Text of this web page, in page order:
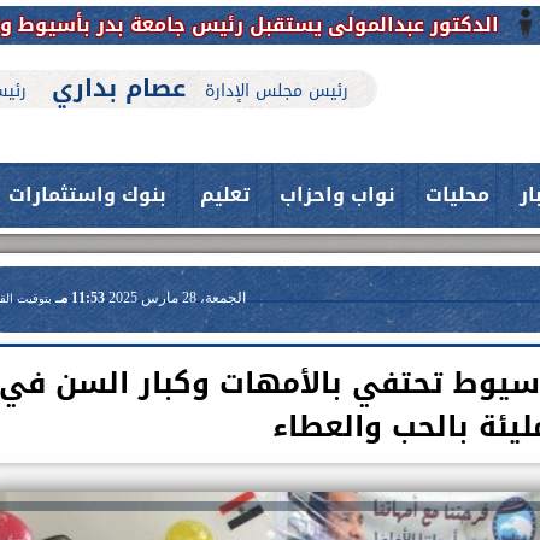
يستقبل رئيس جامعة بدر بأسيوط ونائبه للتهنئة
رئيس مجلس الإدارة عصام بداري
محليات نواب واحزاب تعليم بنوك واستثمارات
الجمعة، 28 مارس 2025 11:53 مـ بتوقيت
تحتفي بالأمهات وكبار السن في
بالحب والعطاء
العلاج الحر بمنفلوط بالتعاون مع هيئة
حدث بمستشفيات جامعة اسيوط....
فريق طبي بقسم الأنف والأذن